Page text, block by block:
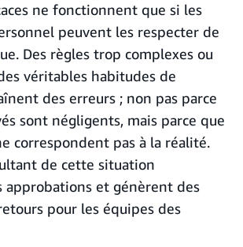
ne fonctionnent que si les
peuvent les respecter de
Des règles trop complexes ou
véritables habitudes de
des erreurs ; non pas parce
sont négligents, mais parce que
correspondent pas à la réalité.
de cette situation
approbations et génèrent des
pour les équipes des